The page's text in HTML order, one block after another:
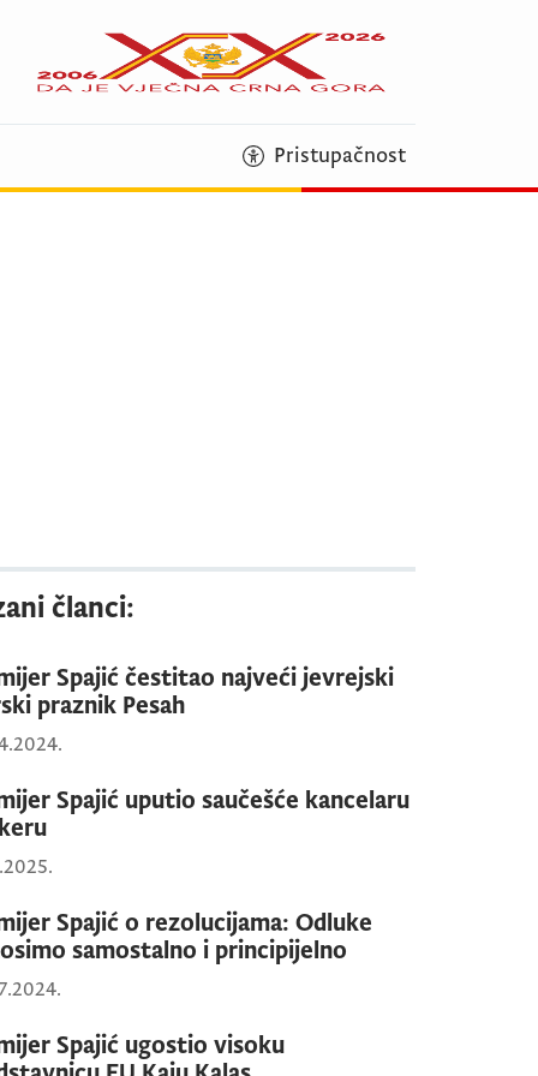
Pristupačnost
članci:
Spajić čestitao najveći jevrejski
praznik Pesah
Spajić uputio saučešće kancelaru
Spajić o rezolucijama: Odluke
samostalno i principijelno
Spajić ugostio visoku